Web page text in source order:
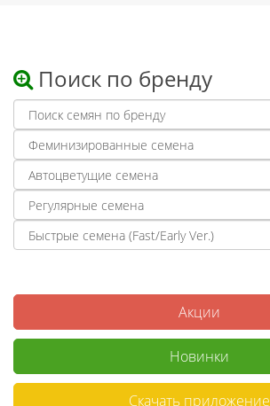
Поиск по бренду
Акции
Новинки
Скачать приложение